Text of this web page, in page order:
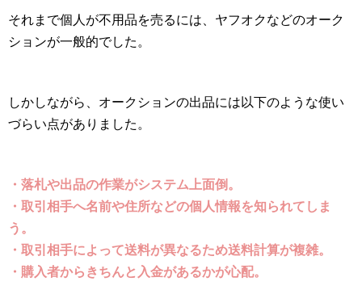
それまで個人が不用品を売るには、ヤフオクなどのオーク
ションが一般的でした。
しかしながら、オークションの出品には以下のような使い
づらい点がありました。
・落札や出品の作業がシステム上面倒。
・取引相手へ名前や住所などの個人情報を知られてしま
う。
・取引相手によって送料が異なるため送料計算が複雑。
・購入者からきちんと入金があるかが心配。